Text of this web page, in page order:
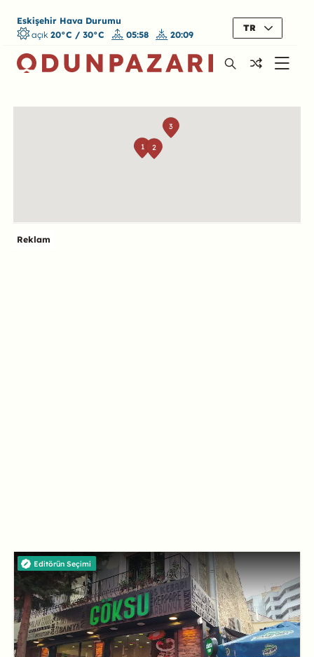
Eskişehir Hava Durumu
açık 20°C / 30°C 05:58 20:09
TR
1 2
3
Reklam
Editörün Seçimi